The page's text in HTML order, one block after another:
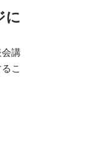
に
講
こ